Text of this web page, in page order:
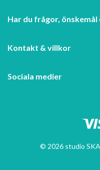
Har du frågor,
Kontakt & villkor
Sociala medier
© 2026 studio